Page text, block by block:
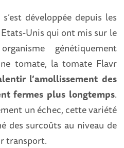
développée depuis les
Etats-Unis qui ont mis sur le
génétiquement
tomate, la tomate Flavr
l’amollissement des
fermes plus longtemps.
un échec, cette variété
des surcoûts au niveau de
transport.